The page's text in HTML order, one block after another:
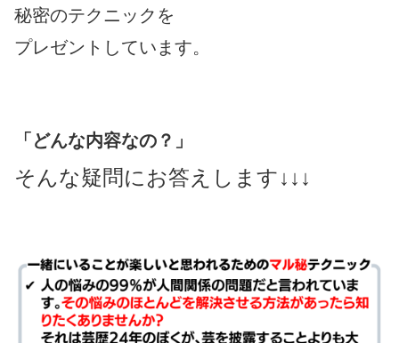
秘密のテクニックを
プレゼントしています。
「どんな内容なの？」
そんな疑問にお答えします↓↓↓